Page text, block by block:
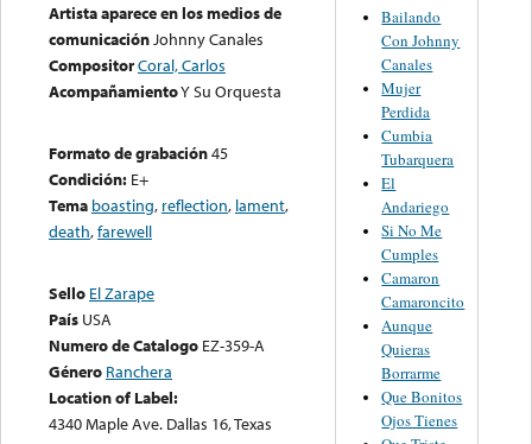
Artista aparece en los medios de
comunicaciónJohnny Canales
CompositorCoral, Carlos
AcompañamientoY Su Orquesta
Formato de grabación45
Condición: E+
Tema boasting, reflection, lament,
death,farewell
Sello El Zarape
País USA
Numero de Catalogo EZ-359-A
Género Ranchera
Location of Label:
4340 Maple Ave. Dallas 16, Texas
Bailando
Con Johnny
Canales
Mujer
Perdida
Cumbia
Tubarquera
El
Andariego
Si No Me
Cumples
Camaron
Camaroncito
Aunque
Quieras
Borrarme
Que Bonitos
Ojos Tienes